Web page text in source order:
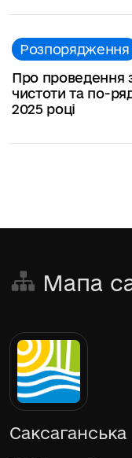
Розпорядження
Про проведення
чистоти та по-
2025 році
Мапа